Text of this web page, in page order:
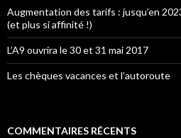
Augmentation des tarifs : jusqu’en
(et plus si affinité !)
L’A9 ouvrira le 30 et 31 mai 2017
Les chèques vacances et l’autoroute
COMMENTAIRES RÉCENTS